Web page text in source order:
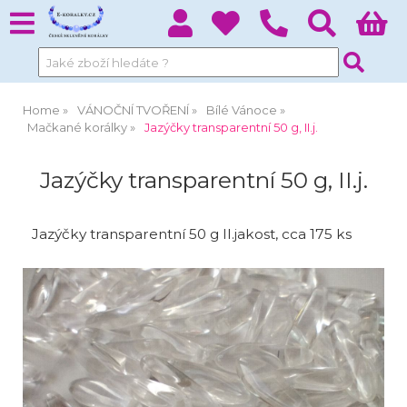
Home VÁNOČNÍ TVOŘENÍ
Bílé Vánoce
Mačkané korálky
Jazýčky transparentní 50 g, II.j.
Jazýčky transparentní 50 g, II.j.
Jazýčky transparentní 50 g II.jakost, cca 175 ks